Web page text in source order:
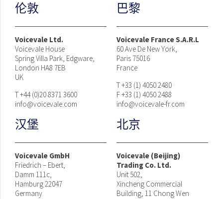
伦敦
Voicevale Ltd.
Voicevale House
Spring Villa Park, Edgware,
London HA8 7EB
UK
T +44 (0)20 8371 3600
info@voicevale.com
巴黎
Voicevale France S.A.R.L
60 Ave De New York,
Paris 75016
France
T +33 (1) 4050 2480
F +33 (1) 4050 2488
info@voicevale-fr.com
汉堡
Voicevale GmbH
Friedrich – Ebert,
Damm 111c,
Hamburg 22047
Germany
北京
Voicevale (Beijing)
Trading Co. Ltd.
Unit 502,
Xincheng Commercial
Building, 11 Chong Wen